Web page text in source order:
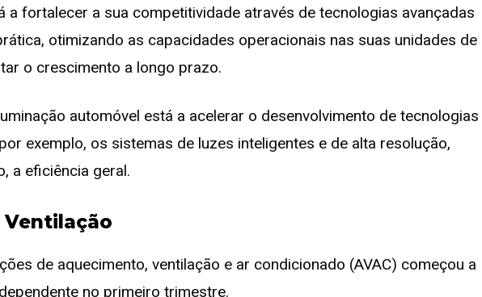
a fortalecer a sua competitividade através de tecnologias avançadas
otimizando as capacidades operacionais nas suas unidades de
o crescimento a longo prazo.
automóvel está a acelerar o desenvolvimento de tecnologias
exemplo, os sistemas de luzes inteligentes e de alta resolução,
a eficiência geral.
de aquecimento, ventilação e ar condicionado (AVAC) começou a
no primeiro trimestre.